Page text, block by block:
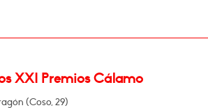
XXI Premios Cálamo
(Coso, 29)